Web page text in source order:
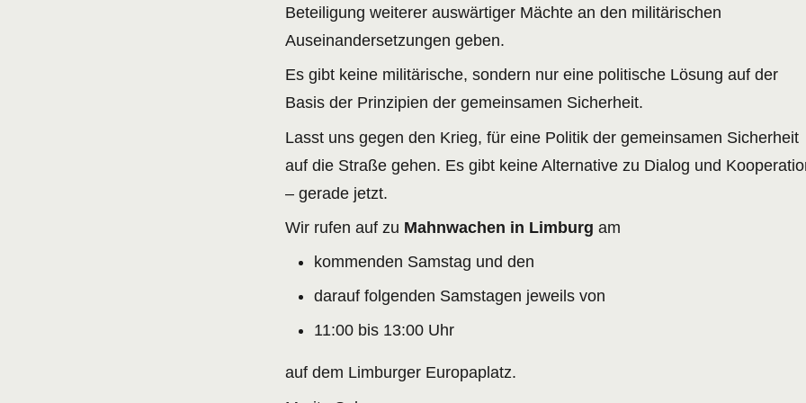
Beteiligung weiterer auswärtiger Mächte an den militärischen
Auseinandersetzungen geben.
Es gibt keine militärische, sondern nur eine politische Lösung auf der
Basis der Prinzipien der gemeinsamen Sicherheit.
Lasst uns gegen den Krieg, für eine Politik der gemeinsamen Sicherheit
auf die Straße gehen. Es gibt keine Alternative zu Dialog und
– gerade jetzt.
Wir rufen auf zu Mahnwachen in Limburg am
kommenden Samstag und den
darauf folgenden Samstagen jeweils von
11:00 bis 13:00 Uhr
auf dem Limburger Europaplatz.